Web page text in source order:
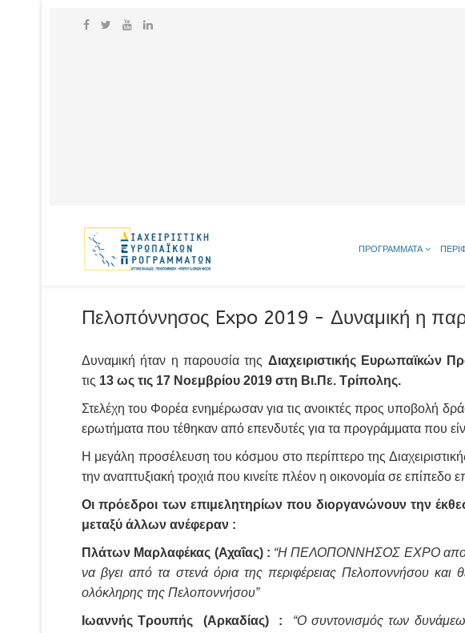
ΠΡΟΓΡΑΜΜΑΤΑ
Πελοπόννησος Expo 2019 - Δυναμική η
Δυναμική ήταν η παρουσία της Διαχειριστικής Ευρωπαϊκών
τις 13 ως τις 17 Νοεμβρίου 2019 στη Βι.Πε. Τρίπολης.
Στελέχη του Φορέα ενημέρωσαν για τις ανοικτές προς υποβολή
ερωτήματα που τέθηκαν από επενδυτές για τα προγράμματα που
Η μεγάλη προσέλευση του κόσμου στο περίπτερο της
την αναπτυξιακή τροχιά που κινείτε πλέον η οικονομία σε επίπεδο
Οι πρόεδροι των επιμελητηρίων που διοργανώνουν την
μεταξύ άλλων ανέφεραν :
Πλάτων Μαρλαφέκας (Αχαΐας) : “Η ΠΕΛΟΠΟΝΝΗΣΟΣ EXPO
να βγει από τα στενά όρια της περιφέρειας Πελοποννήσου και
ολόκληρης της Πελοποννήσου”
Ιωαννής Τρουπής (Αρκαδίας) :
“Ο συντονισμός των